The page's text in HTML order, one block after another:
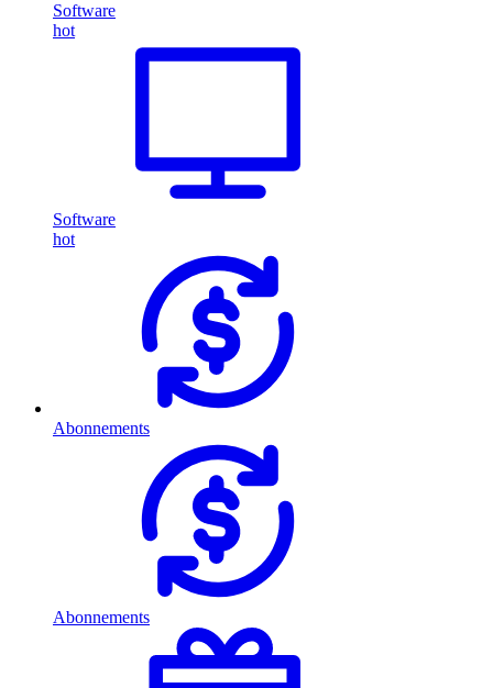
Software
hot
Software
hot
Abonnements
Abonnements